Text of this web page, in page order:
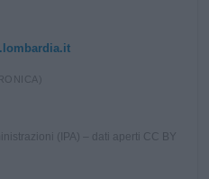
(IPA) – dati aperti CC BY